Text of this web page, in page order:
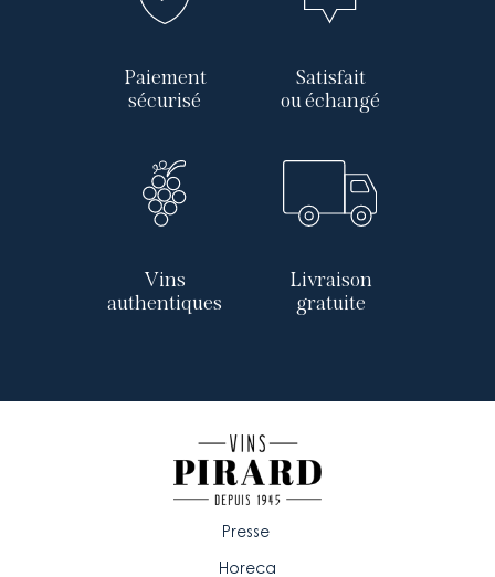
Paiement
sécurisé
Satisfait
ou échangé
Vins
authentiques
Livraison
gratuite
Presse
Horeca